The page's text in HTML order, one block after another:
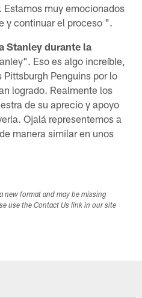
Estamos muy emocionados
y continuar el proceso ".
Stanley durante la
Eso es algo increíble,
Penguins por lo
logrado. Realmente los
de su aprecio y apoyo
Ojalá representemos a
manera similar en unos
new format and may be missing
use the Contact Us link in our site